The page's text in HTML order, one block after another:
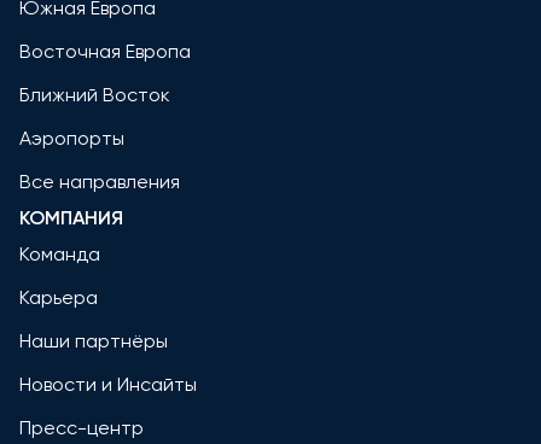
Южная Европа
Восточная Европа
Ближний Восток
Аэропорты
Все направления
КОМПАНИЯ
Команда
Карьера
Наши партнёры
Новости и Инсайты
Пресс-центр